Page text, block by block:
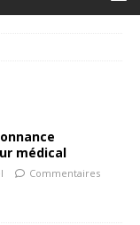
médical
Commentaires